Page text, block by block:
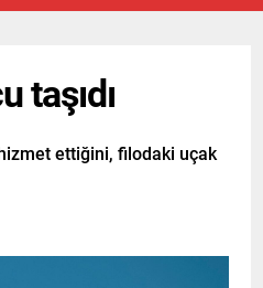
taşıdı
ettiğini, filodaki uçak